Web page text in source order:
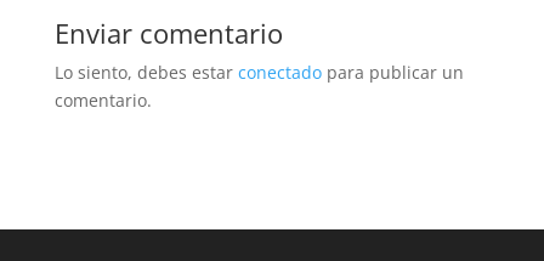
Enviar comentario
Lo siento, debes estar conectadopara publicar un
comentario.